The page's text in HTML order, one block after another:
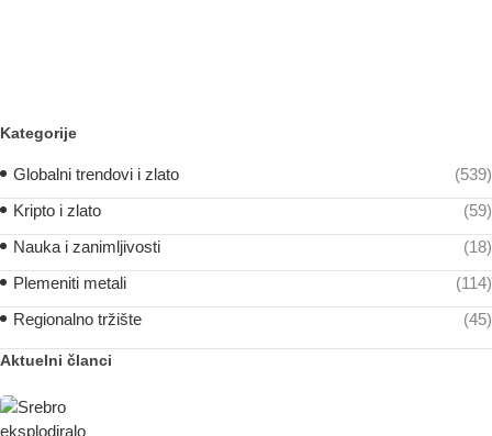
Kategorije
Globalni trendovi i zlato
(539)
Kripto i zlato
(59)
Nauka i zanimljivosti
(18)
Plemeniti metali
(114)
Regionalno tržište
(45)
Aktuelni članci